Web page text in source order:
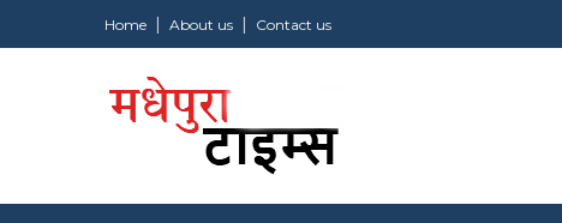
Home About us Contact us